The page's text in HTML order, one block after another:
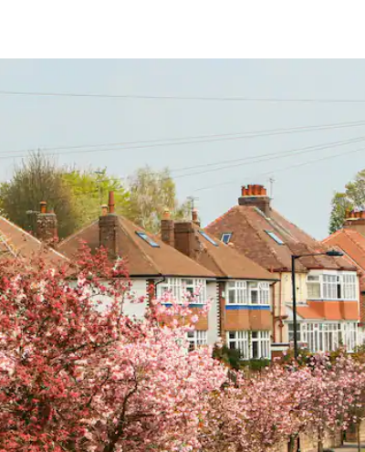
érintő és lapozó mozdulatokkal is felfedezheted őket.